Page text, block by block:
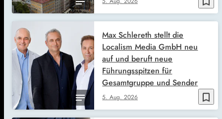
bookmark_border
5. Aug. 2026
Max Schlereth stellt die
Localism Media GmbH neu
auf und beruft neue
Führungsspitzen für
Gesamtgruppe und Sender